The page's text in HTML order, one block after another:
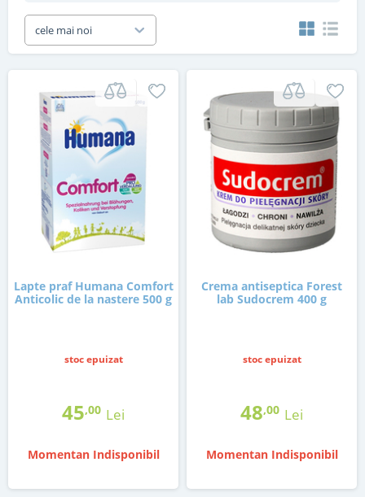
cele mai noi
Lapte praf Humana Comfort
Anticolic de la nastere 500 g
stoc epuizat
45,00 Lei
Momentan Indisponibil
Crema antiseptica Forest
lab Sudocrem 400 g
stoc epuizat
48,00 Lei
Momentan Indisponibil